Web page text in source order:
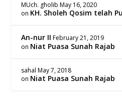
MUch. gholib May 16, 2020
on KH. Sholeh Qosim telah
An-nur II February 21, 2019
on Niat Puasa Sunah Rajab
sahal May 7, 2018
on Niat Puasa Sunah Rajab